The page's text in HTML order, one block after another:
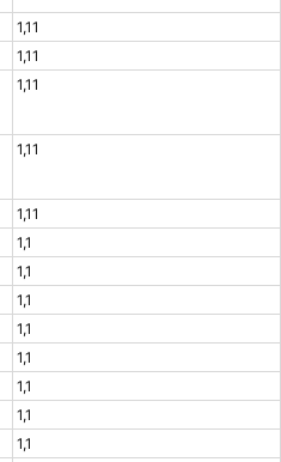
1,11
1,11
1,11
1,11
1,11
1,1
1,1
1,1
1,1
1,1
1,1
1,1
1,1